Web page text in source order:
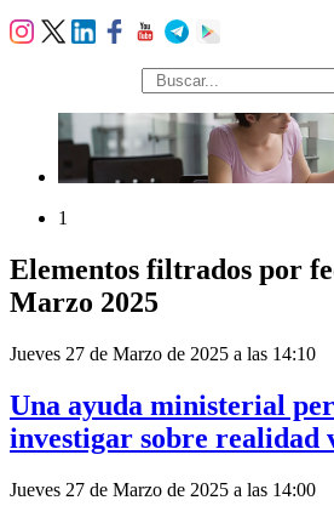
búsqueda
1
Elementos filtrados por
Marzo 2025
Jueves 27 de Marzo de 2025 a las 14:10
Una ayuda ministerial
investigar sobre realidad
Jueves 27 de Marzo de 2025 a las 14:00